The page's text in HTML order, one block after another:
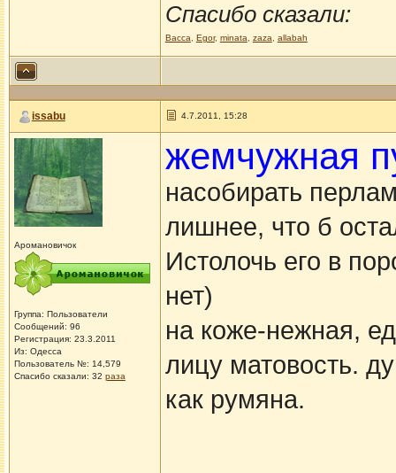
Спасибо сказали:
Васса Egor, minata zaza allabah
issabu 4.7.2011, 15:28
Аромановичок
Группа: Пользователи
Сообщений: 96
Регистрация: 23.3.2011
Из: Одесса
Пользователь №: 14,579
Спасибо сказали: 32 раза
жемчужная
насобирать
лишнее, что б
Истолочь его в
нет)
на коже-нежная,
лицу матовость.
как румяна.